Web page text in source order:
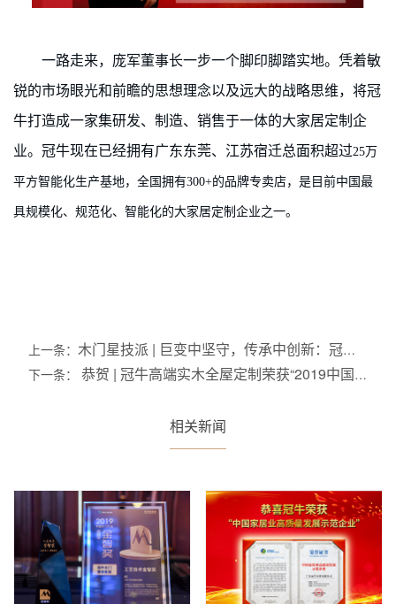
一路走来，庞军董事长一步一个脚印脚踏实地。凭着敏
锐的市场眼光和前瞻的思想理念以及远大的战略思维，将冠
牛打造成一家集研发、制造、销售于一体的大家居定制企
业。冠牛现在已经拥有广东东莞、江苏宿迁总面积超过25万
平方智能化生产基地，全国拥有300+的品牌专卖店，是目前中国最
具规模化、规范化、智能化的大家居定制企业之一。
上一条： 木门星技派 | 巨变中坚守，传承中创新：冠牛
开启新实木时代
下一条： 恭贺 | 冠牛高端实木全屋定制荣获“2019中国
相关新闻